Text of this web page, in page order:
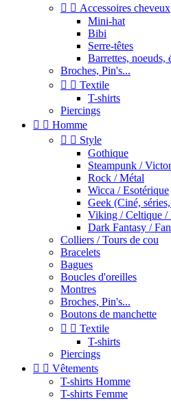
  Accessoires cheveux
Mini-hat
Bibi
Serre-têtes
Barrettes, noeuds,
Broches, Pin's...
  Textile
T-shirts
Piercings
  Homme
  Style
Gothique
Steampunk /
Rock / Métal
Wicca / Esotérique
Geek (Ciné,
Viking / Celtique /
Dark Fantasy /
Colliers / Tours de cou
Bracelets
Bagues
Boucles d'oreilles
Montres
Broches, Pin's...
Boutons de manchette
  Textile
T-shirts
Piercings
  Vêtements
T-shirts Homme
T-shirts Femme